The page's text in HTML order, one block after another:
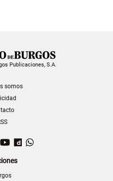
Publicaciones, S.A.
somos
Instagram
YouTubeDailymotion